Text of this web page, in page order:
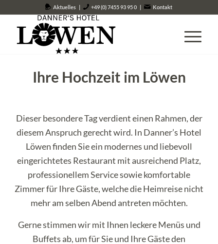
Aktuelles | +49 (0) 7455 93 95 0 | Kontakt
Ihre Hochzeit im Löwen
Dieser besondere Tag verdient einen Rahmen, der
diesem Anspruch gerecht wird. In Danner’s Hotel
Löwen finden Sie ein modernes und liebevoll
eingerichtetes Restaurant mit ausreichend Platz,
professionellem Service sowie komfortable
Zimmer für Ihre Gäste, welche die Heimreise nicht
mehr am selben Abend antreten möchten.
Gerne stimmen wir mit Ihnen leckere Menüs und
Buffets ab, um für Sie und Ihre Gäste den